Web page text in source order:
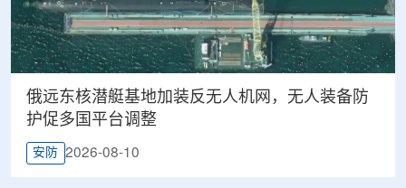
俄远东核潜艇基地加装反无人机网，无人装备防
护促多国平台调整
安防 2026-08-10